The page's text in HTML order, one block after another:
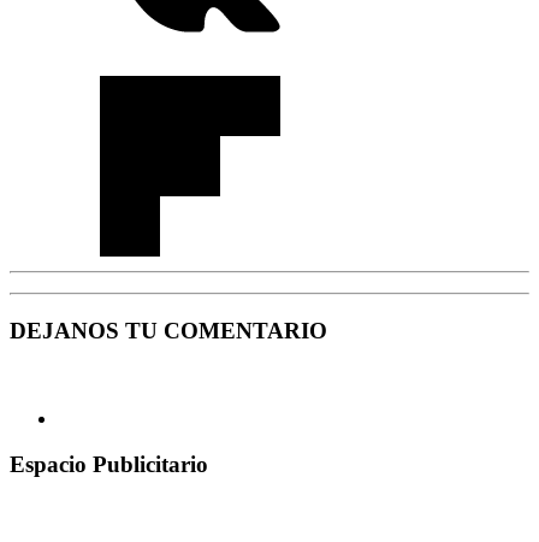
DEJANOS TU COMENTARIO
Espacio Publicitario